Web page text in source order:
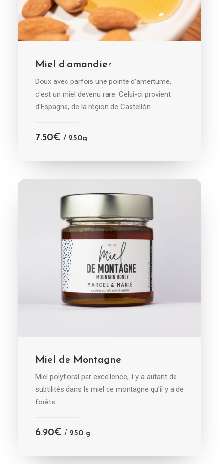
Miel d’amandier
Doux avec parfois une pointe d’amertume,
c'est un miel devenu rare. Celui-ci provient
d'Espagne, de la région de Castellón.
7.50€ / 250g
Miel de Montagne
Miel polyfloral par excellence, il y a autant de
subtilités dans le miel de montagne qu’il y a de
forêts.
6.90€ / 250 g